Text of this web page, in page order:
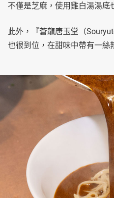
不僅是芝麻，使用雞白湯湯底
此外，『蒼龍唐玉堂（
也很到位，在甜味中帶有一絲